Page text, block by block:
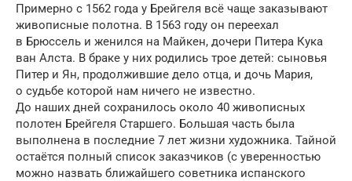
Примерно с 1562 года у Брейгеля всё чаще заказывают
живописные полотна. В 1563 году он переехал
в Брюссель и женился на Майкен, дочери Питера Кука
ван Алста. В браке у них родились трое детей: сыновья
Питер и Ян, продолжившие дело отца, и дочь Мария,
о судьбе которой нам ничего не известно.
До наших дней сохранилось около 40 живописных
полотен Брейгеля Старшего. Большая часть была
выполнена в последние 7 лет жизни художника. Тайной
остаётся полный список заказчиков (с уверенностью
можно назвать ближайшего советника испанского